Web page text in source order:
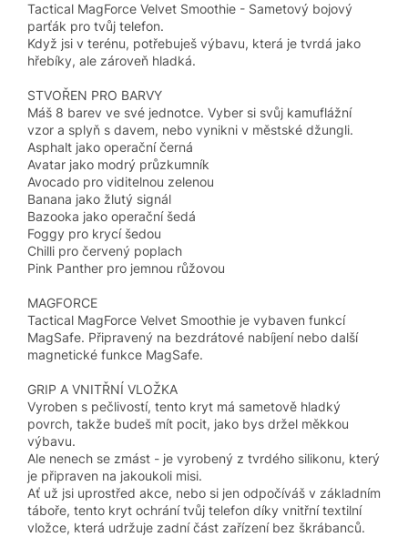
Tactical MagForce Velvet Smoothie - Sametový bojový
parťák pro tvůj telefon.
Když jsi v terénu, potřebuješ výbavu, která je tvrdá jako
hřebíky, ale zároveň hladká.
STVOŘEN PRO BARVY
Máš 8 barev ve své jednotce. Vyber si svůj kamuflážní
vzor a splyň s davem, nebo vynikni v městské džungli.
Asphalt jako operační černá
Avatar jako modrý průzkumník
Avocado pro viditelnou zelenou
Banana jako žlutý signál
Bazooka jako operační šedá
Foggy pro krycí šedou
Chilli pro červený poplach
Pink Panther pro jemnou růžovou
MAGFORCE
Tactical MagForce Velvet Smoothie je vybaven funkcí
MagSafe. Připravený na bezdrátové nabíjení nebo další
magnetické funkce MagSafe.
GRIP A VNITŘNÍ VLOŽKA
Vyroben s pečlivostí, tento kryt má sametově hladký
povrch, takže budeš mít pocit, jako bys držel měkkou
výbavu.
Ale nenech se zmást - je vyrobený z tvrdého silikonu, který
je připraven na jakoukoli misi.
Ať už jsi uprostřed akce, nebo si jen odpočíváš v základním
táboře, tento kryt ochrání tvůj telefon díky vnitřní textilní
vložce, která udržuje zadní část zařízení bez škrábanců.